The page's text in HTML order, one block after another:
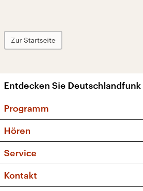
Zur Startseite
Entdecken Sie
Programm
Sendungen und Podcasts
Musikliste
Kakadu – Das
Hören
Frequenzen (UKW + DAB+)
Service
FAQ
Apps
Kontakt